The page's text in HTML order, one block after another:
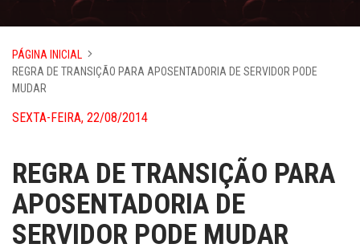
PÁGINA INICIAL
REGRA DE TRANSIÇÃO PARA APOSENTADORIA DE SERVIDOR PODE
MUDAR
SEXTA-FEIRA, 22/08/2014
REGRA DE TRANSIÇÃO PARA
APOSENTADORIA DE
SERVIDOR PODE MUDAR